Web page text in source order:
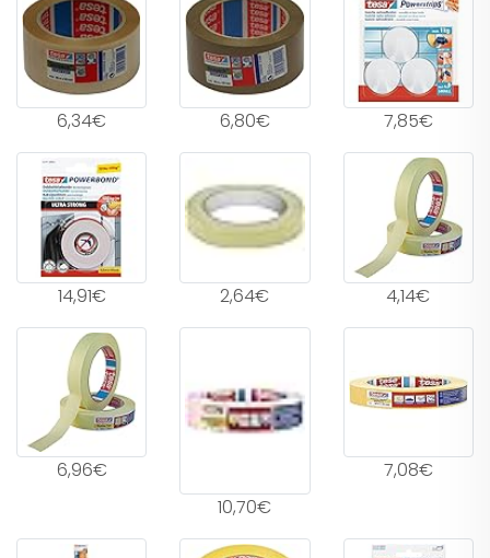
6,34€ 6,80€ 7,85€
14,91€ 2,64€ 4,14€
6,96€
10,70€
7,08€